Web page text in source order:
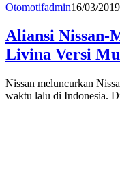
Otomotifadmin16/03/2019
Aliansi Nissan-
Livina Versi
Nissan meluncurkan
waktu lalu di Indonesia.